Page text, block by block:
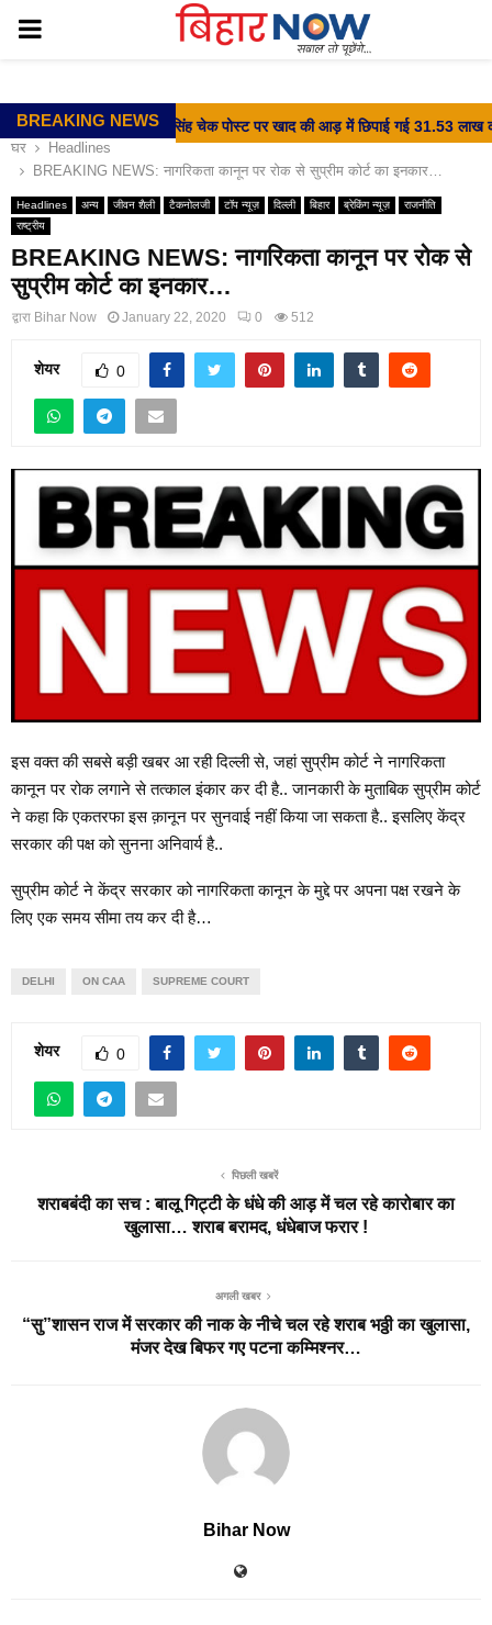
PRIMARY
BREAKING NEWS
⇝ वीर कुंवर सिंह चेक पोस्ट पर खाद की आड़ में छिपाई गई 31.53 लाख की
घर
Headlines
BREAKING NEWS: नागरिकता कानून पर रोक से सुप्रीम कोर्ट का इनकार…
Headlines अन्य जीवन शैली टैकनोलजी टॉप न्यूज़ दिल्ली बिहार ब्रेकिंग न्यूज़
राजनीति
राष्ट्रीय
BREAKING NEWS: नागरिकता कानून पर रोक से
सुप्रीम कोर्ट का इनकार…
द्वारा Bihar Now January 22, 2020 0 512
शेयर 0
इस वक्त की सबसे बड़ी खबर आ रही दिल्ली से, जहां सुप्रीम कोर्ट ने नागरिकता
कानून पर रोक लगाने से तत्काल इंकार कर दी है.. जानकारी के मुताबिक सुप्रीम कोर्ट
ने कहा कि एकतरफा इस क़ानून पर सुनवाई नहीं किया जा सकता है.. इसलिए केंद्र
सरकार की पक्ष को सुनना अनिवार्य है..
सुप्रीम कोर्ट ने केंद्र सरकार को नागरिकता कानून के मुद्दे पर अपना पक्ष रखने के
लिए एक समय सीमा तय कर दी है…
DELHI ON CAA SUPREME COURT
शेयर 0
पिछली खबरें
शराबबंदी का सच : बालू गिट्टी के धंधे की आड़ में चल रहे कारोबार का
खुलासा… शराब बरामद, धंधेबाज फरार !
अगली खबर
“सु”शासन राज में सरकार की नाक के नीचे चल रहे शराब भठ्ठी का खुलासा,
मंजर देख बिफर गए पटना कम्मिश्नर…
Bihar Now